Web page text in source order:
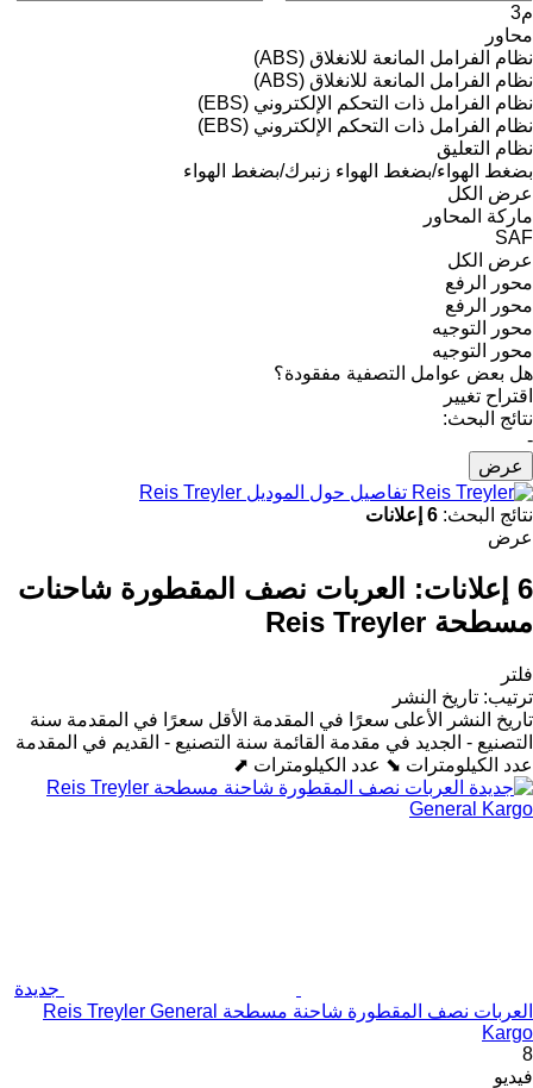
م3
محاور
نظام الفرامل المانعة للانغلاق (ABS)
نظام الفرامل المانعة للانغلاق (ABS)
نظام الفرامل ذات التحكم الإلكتروني (EBS)
نظام الفرامل ذات التحكم الإلكتروني (EBS)
نظام التعليق
بضغط الهواء/بضغط الهواء زنبرك/بضغط الهواء
عرض الكل
ماركة المحاور
SAF
عرض الكل
محور الرفع
محور الرفع
محور التوجيه
محور التوجيه
هل بعض عوامل التصفية مفقودة؟
اقتراح تغيير
نتائج البحث:
-
عرض
تفاصيل حول الموديل Reis Treyler
نتائج البحث: 6 إعلانات
عرض
6 إعلانات:
العربات نصف المقطورة شاحنات
مسطحة Reis Treyler
فلتر
ترتيب: تاريخ النشر
تاريخ النشر
الأعلى سعرًا في المقدمة الأقل سعرًا في المقدمة سنة
التصنيع - الجديد في مقدمة القائمة سنة التصنيع - القديم في المقدمة
عدد الكيلومترات ⬊ عدد الكيلومترات ⬈
جديدة
العربات نصف المقطورة شاحنة مسطحة Reis Treyler General
Kargo
8
فيديو